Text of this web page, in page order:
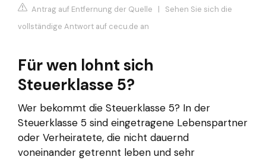
Antrag auf Entfernung der Quelle | Sehen Sie sich die
vollständige Antwort auf cecu.de an
Für wen lohnt sich
Steuerklasse 5?
Wer bekommt die Steuerklasse 5? In der
Steuerklasse 5 sind eingetragene Lebenspartner
oder Verheiratete, die nicht dauernd
voneinander getrennt leben und sehr